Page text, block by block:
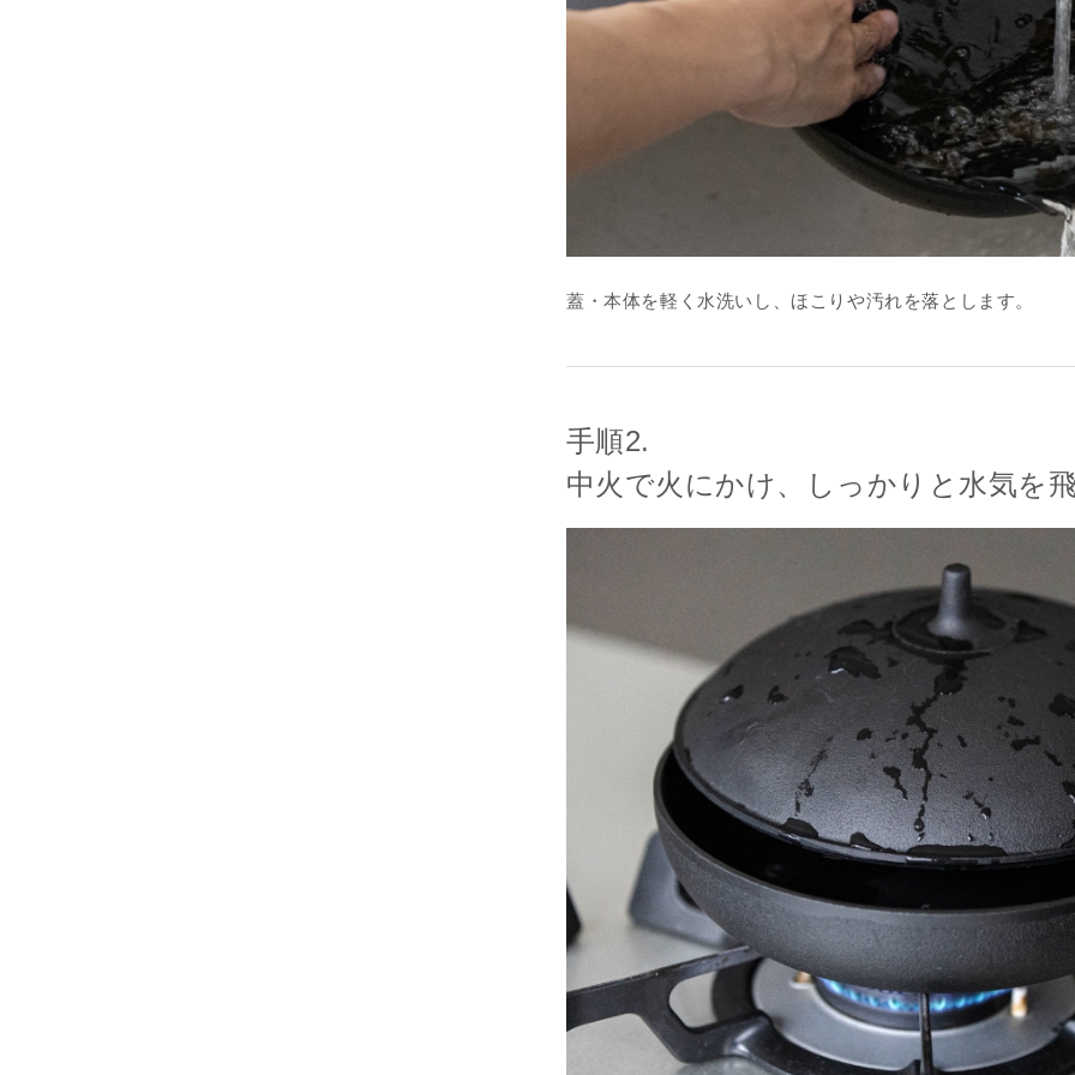
蓋・本体を軽く水洗いし、ほこりや汚れを落とします。
手順2.
中火で火にかけ、しっかりと水気を